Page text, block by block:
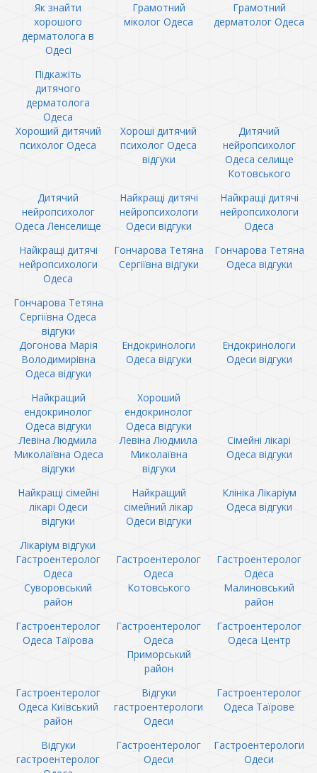
Як знайти
хорошого
дерматолога в
Одесі
Грамотний
міколог Одеса
Грамотний
дерматолог Одеса
Підкажіть
дитячого
дерматолога
Одеса
Хороший дитячий
психолог Одеса
Хороші дитячий
психолог Одеса
відгуки
Дитячий
нейропсихолог
Одеса селище
Котовського
Дитячий
нейропсихолог
Одеса Ленселище
Найкращі дитячі
нейропсихологи
Одеси відгуки
Найкращі дитячі
нейропсихологи
Одеса
Найкращі дитячі
нейропсихологи
Одеса
Гончарова Тетяна
Сергіївна відгуки
Гончарова Тетяна
Одеса відгуки
Гончарова Тетяна
Сергіївна Одеса
відгуки
Догонова Марія
Володимирівна
Одеса відгуки
Ендокринологи
Одеса відгуки
Ендокринологи
Одеси відгуки
Найкращий
ендокринолог
Одеса відгуки
Хороший
ендокринолог
Одеса відгуки
Левіна Людмила
Миколаївна Одеса
відгуки
Левіна Людмила
Миколаївна
відгуки
Сімейні лікарі
Одеса відгуки
Найкращі сімейні
лікарі Одеси
відгуки
Найкращий
сімейний лікар
Одеси відгуки
Клініка Лікаріум
Одеса відгуки
Лікаріум відгуки
Гастроентеролог
Одеса
Суворовський
район
Гастроентеролог
Одеса
Котовського
Гастроентеролог
Одеса
Малиновський
район
Гастроентеролог
Одеса Таїрова
Гастроентеролог
Одеса
Приморський
район
Гастроентеролог
Одеса Центр
Гастроентеролог
Одеса Київський
район
Відгуки
гастроентерологи
Одеси
Гастроентеролог
Одеса Таїрове
Відгуки
гастроентеролог
Гастроентеролог
Одеси
Гастроентерологи
Одеси